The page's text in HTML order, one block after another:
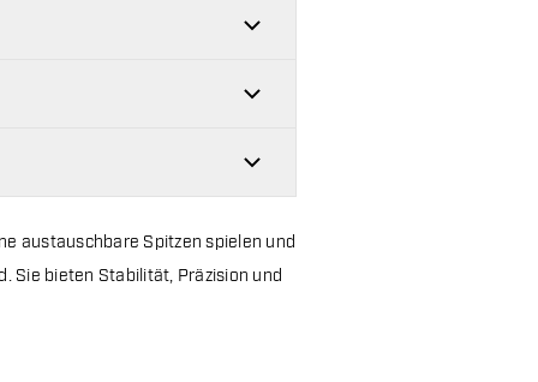
austauschbare Spitzen spielen und
Sie bieten Stabilität, Präzision und